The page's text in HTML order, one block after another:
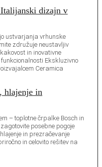
dizajn v
ustvarjanja vrhunske
združuje neustavljiv
in inovativne
Ekskluzivno
Ceramica
hlajenje in
– toplotne črpalke Bosch in
posebne pogoje
in prezračevanje
in celovito rešitev na